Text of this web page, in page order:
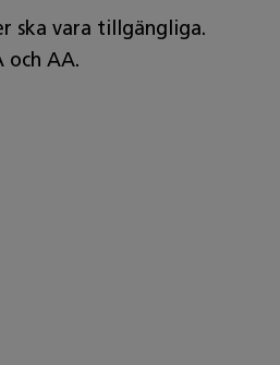
ska vara tillgängliga.
och AA.